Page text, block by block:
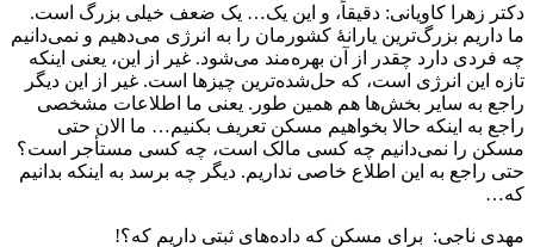
دکتر زهرا کاویانی: دقیقاً، و این یک… یک ضعف خیلی بزرگ است.
ما داریم بزرگ‌ترین یارانۀ کشورمان را به انرژی می‌دهیم و نمی‌دانیم
چه فردی دارد چقدر از آن بهره‌مند می‌شود. غیر از این، یعنی اینکه
تازه این انرژی است، که حل‌شده‌ترین چیزها است. غیر از این دیگر
راجع به سایر بخش‌ها هم همین طور. یعنی ما اطلاعات مشخصی
راجع به اینکه حالا بخواهیم مسکن تعریف بکنیم… ما الان حتی
مسکن را نمی‌دانیم چه کسی مالک است، چه کسی مستأجر است؟
حتی راجع به این اطلاع خاصی نداریم. دیگر چه برسد به اینکه بدانیم
که…
مهدی ناجی: برای مسکن که داده‌های ثبتی داریم که؟!